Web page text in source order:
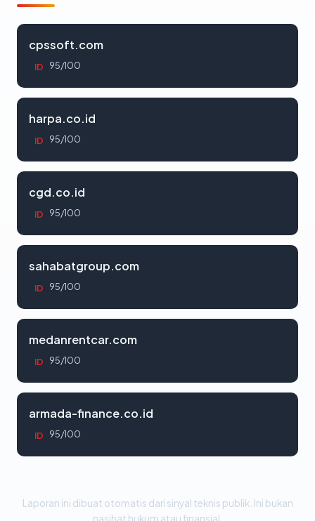
cpssoft.com
ID 95/100
harpa.co.id
ID 95/100
cgd.co.id
ID 95/100
sahabatgroup.com
ID 95/100
medanrentcar.com
ID 95/100
armada-finance.co.id
ID 95/100
Laporan ini dibuat otomatis dari sinyal teknis publik. Ini bukan
nasihat hukum atau finansial.